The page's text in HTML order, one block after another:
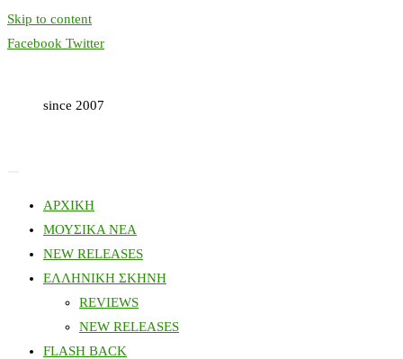
Skip to content
Facebook Twitter
since 2007
ΑΡΧΙΚΗ
ΜΟΥΣΙΚΑ ΝΕΑ
NEW RELEASES
ΕΛΛΗΝΙΚΗ ΣΚΗΝΗ
REVIEWS
NEW RELEASES
FLASH BACK